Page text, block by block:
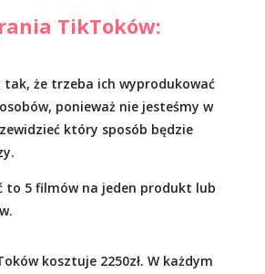
TikToków:
że trzeba ich wyprodukować
ponieważ nie jesteśmy w
który sposób będzie
to 5 filmów na jeden produkt lub
kosztuje 2250zł. W każdym